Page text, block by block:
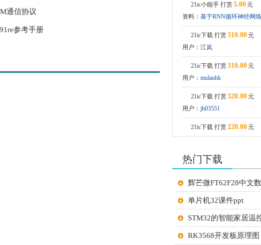
通信协议
参考手册
21ic小能手 打赏5.00元
资料： 基于RNN循环神经网
21ic下载 打赏310.00元
用户： 江岚
21ic下载 打赏310.00元
用户： mulanhk
21ic下载 打赏320.00元
用户： jh03551
21ic下载 打赏220.00元
21ic下载 打赏
用户：潇潇江南
21ic下载 打赏 210.00元
用户：小猫做电路
21ic下载 打赏 60.00元
gsy幸运
热门下载
辉芒微FT62F28中文
单片机32课件ppt
STM32的智能家居温
RK3568开发板原理图